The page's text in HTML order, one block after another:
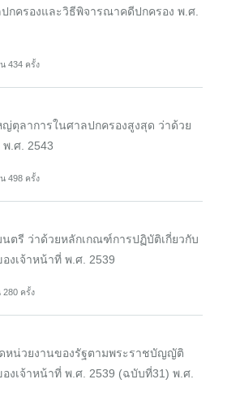
กครองและวิธีพิจารณาคดีปกครอง พ.ศ.
434 ครั้ง
ตุลาการในศาลปกครองสูงสุด ว่าด้วย
.ศ. 2543
498 ครั้ง
ตรี ว่าด้วยหลักเกณฑ์การปฏิบัติเกี่ยวกับ
งเจ้าหน้าที่ พ.ศ. 2539
280 ครั้ง
หน่วยงานของรัฐตามพระราชบัญญัติ
งเจ้าหน้าที่ พ.ศ. 2539 (ฉบับที่31) พ.ศ.